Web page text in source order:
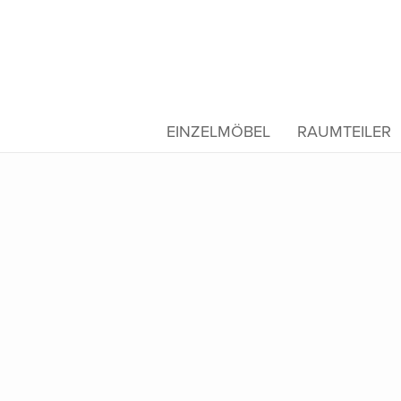
EINZELMÖBEL RAUMTEILER